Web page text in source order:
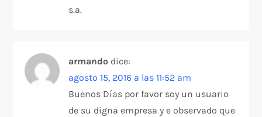
s.a.
armando dice:
agosto 15, 2016 a las 11:52 am
Buenos Días por favor soy un usuario
de su digna empresa y e observado que